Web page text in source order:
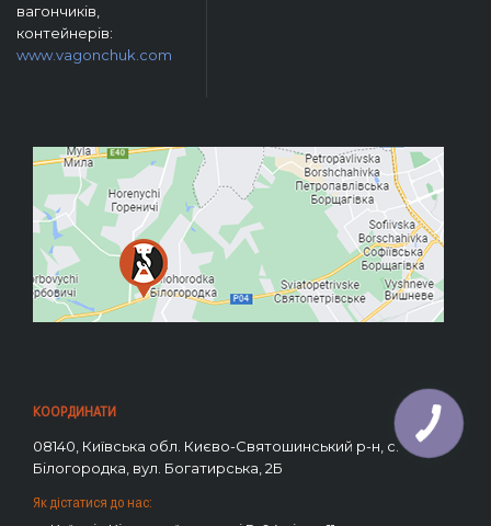
вагончиків,
контейнерів:
www.vagonchuk.com
КООРДИНАТИ
08140, Київська обл. Києво-Святошинський р-н, с.
Білогородка, вул. Богатирська, 2Б
Як дістатися до нас: